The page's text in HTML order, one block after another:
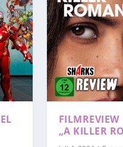
FILMREVIEW
„A KILLER